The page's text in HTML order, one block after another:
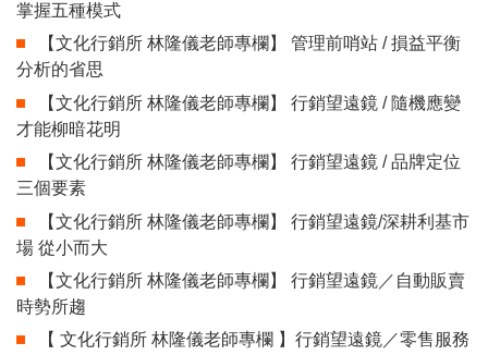
掌握五種模式
【文化行銷所 林隆儀老師專欄】 管理前哨站 / 損益平衡
分析的省思
【文化行銷所 林隆儀老師專欄】 行銷望遠鏡 / 隨機應變
才能柳暗花明
【文化行銷所 林隆儀老師專欄】 行銷望遠鏡 / 品牌定位
三個要素
【文化行銷所 林隆儀老師專欄】 行銷望遠鏡/深耕利基市
場 從小而大
【文化行銷所 林隆儀老師專欄】 行銷望遠鏡／自動販賣
時勢所趨
【 文化行銷所 林隆儀老師專欄 】行銷望遠鏡／零售服務